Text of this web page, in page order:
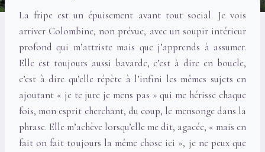
La fripe est un épuisement avant tout social. Je vois
arriver Colombine, non prévue, avec un soupir intérieur
profond qui m’attriste mais que j’apprends à assumer.
Elle est toujours aussi bavarde, c’est à dire en boucle,
c’est à dire qu’elle répète à l’infini les mêmes sujets en
ajoutant « je te jure je mens pas » qui me hérisse chaque
fois, mon esprit cherchant, du coup, le mensonge dans la
phrase. Elle m’achève lorsqu’elle me dit, agacée, « mais en
fait on fait toujours la même chose ici », je ne peux que